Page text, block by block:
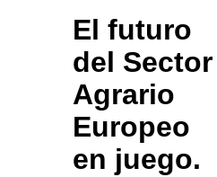
El futuro
del Sector
Agrario
Europeo
en juego.